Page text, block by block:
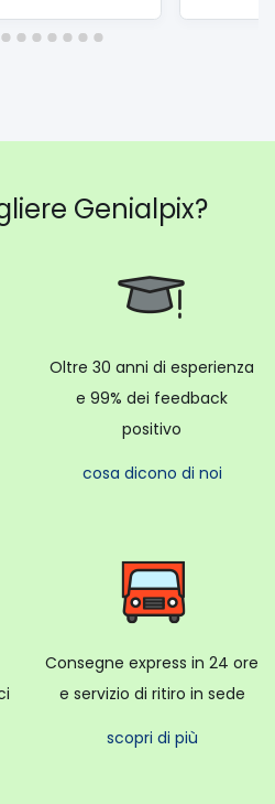
Genialpix?
Oltre 30 anni di esperienza
e 99% dei feedback
positivo
cosa dicono di noi
Consegne express in 24 ore
e servizio di ritiro in sede
scopri di più